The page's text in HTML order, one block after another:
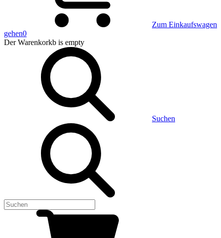
Zum Einkaufswagen
gehen0
Der Warenkorkb is empty
Suchen